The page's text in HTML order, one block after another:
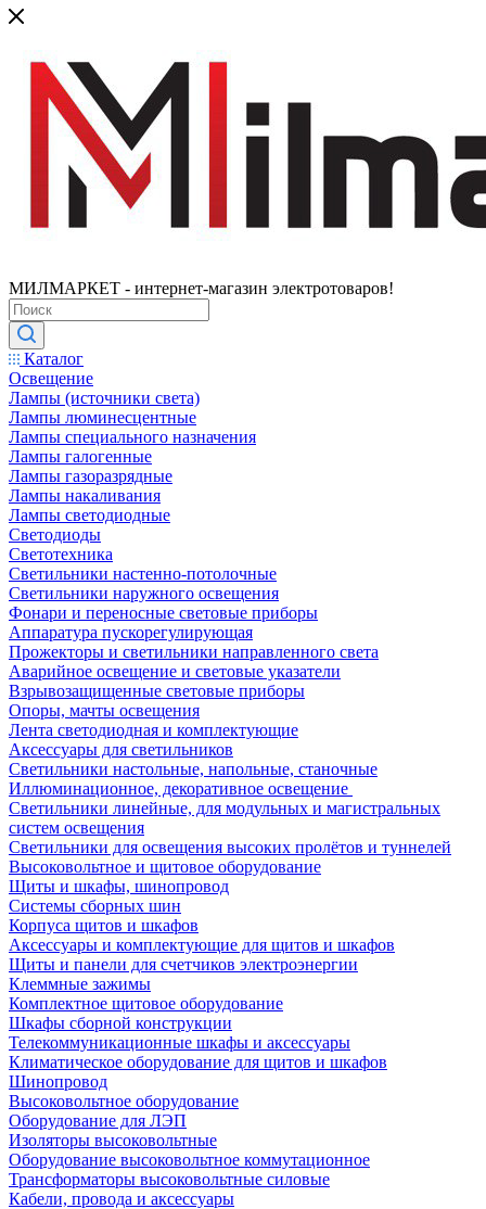
МИЛМАРКЕТ - интернет-магазин электротоваров!
Каталог
Освещение
Лампы (источники света)
Лампы люминесцентные
Лампы специального назначения
Лампы галогенные
Лампы газоразрядные
Лампы накаливания
Лампы светодиодные
Светодиоды
Светотехника
Светильники настенно-потолочные
Светильники наружного освещения
Фонари и переносные световые приборы
Аппаратура пускорегулирующая
Прожекторы и светильники направленного света
Аварийное освещение и световые указатели
Взрывозащищенные световые приборы
Опоры, мачты освещения
Лента светодиодная и комплектующие
Аксессуары для светильников
Светильники настольные, напольные, станочные
Иллюминационное, декоративное освещение
Светильники линейные, для модульных и магистральных
систем освещения
Светильники для освещения высоких пролётов и туннелей
Высоковольтное и щитовое оборудование
Щиты и шкафы, шинопровод
Системы сборных шин
Корпуса щитов и шкафов
Аксессуары и комплектующие для щитов и шкафов
Щиты и панели для счетчиков электроэнергии
Клеммные зажимы
Комплектное щитовое оборудование
Шкафы сборной конструкции
Телекоммуникационные шкафы и аксессуары
Климатическое оборудование для щитов и шкафов
Шинопровод
Высоковольтное оборудование
Оборудование для ЛЭП
Изоляторы высоковольтные
Оборудование высоковольтное коммутационное
Трансформаторы высоковольтные силовые
Кабели, провода и аксессуары